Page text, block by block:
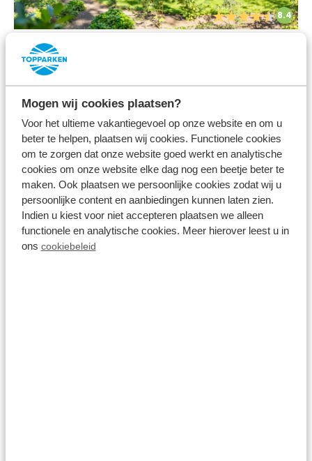
Mogen wij cookies plaatsen?
Voor het ultieme vakantiegevoel op onze website en om u
beter te helpen, plaatsen wij cookies. Functionele cookies
om te zorgen dat onze website goed werkt en analytische
cookies om onze website elke dag nog een beetje beter te
maken. Ook plaatsen we persoonlijke cookies zodat wij u
persoonlijke content en aanbiedingen kunnen laten zien.
Indien u kiest voor niet accepteren plaatsen we alleen
functionele en analytische cookies. Meer hierover leest u in
ons cookiebeleid
8.4
Juni
Silva 4 personen
Bospark Ede
Ede, Gelderland
4 1 1
Fr 14. August - Mo 17.
August
3 Nächte
496,00 €
inkl. Zuschläge für 2 Personen